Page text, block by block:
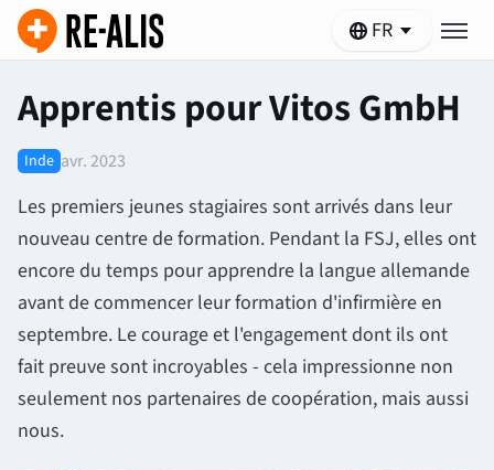
FR
Apprentis pour Vitos GmbH
Inde avr. 2023
Les premiers jeunes stagiaires sont arrivés dans leur
nouveau centre de formation. Pendant la FSJ, elles ont
encore du temps pour apprendre la langue allemande
avant de commencer leur formation d'infirmière en
septembre. Le courage et l'engagement dont ils ont
fait preuve sont incroyables - cela impressionne non
seulement nos partenaires de coopération, mais aussi
nous.